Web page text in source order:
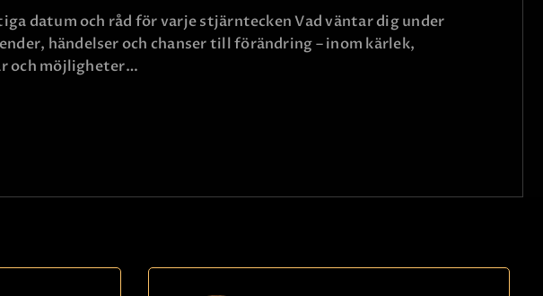
datum och råd för varje stjärntecken Vad väntar dig under
händelser och chanser till förändring – inom kärlek,
och möjligheter…